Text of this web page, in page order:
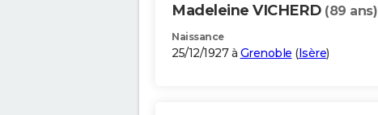
Madeleine VICHERD (89 ans)
Naissance
25/12/1927 à Grenoble (Isère)